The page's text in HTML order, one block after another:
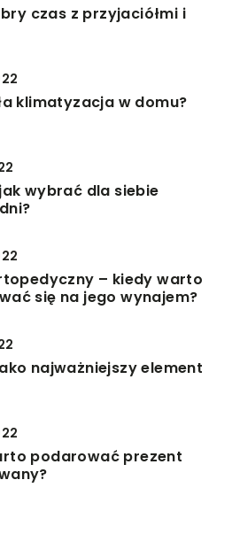
czas z przyjaciółmi i
klimatyzacja w domu?
wybrać dla siebie
– kiedy warto
się na jego wynajem?
najważniejszy element
podarować prezent